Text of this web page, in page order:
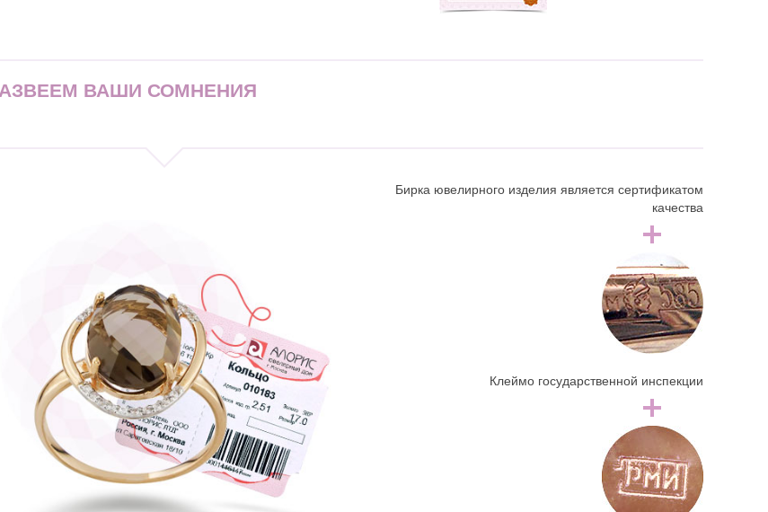
ВАШИ СОМНЕНИЯ
Бирка ювелирного изделия является сертификатом
качества
Клеймо государственной инспекции